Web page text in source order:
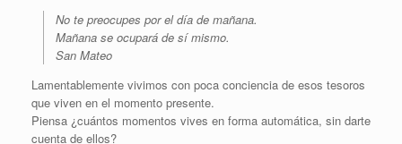
No te preocupes por el día de mañana.
Mañana se ocupará de sí mismo.
San Mateo
Lamentablemente vivimos con poca conciencia de esos tesoros
que viven en el momento presente.
Piensa ¿cuántos momentos vives en forma automática, sin darte
cuenta de ellos?